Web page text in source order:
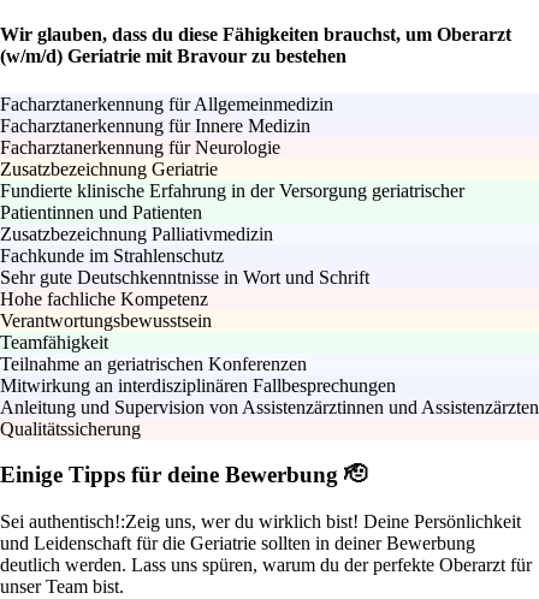
Wir glauben, dass du diese Fähigkeiten brauchst, um Oberarzt
(w/m/d) Geriatrie mit Bravour zu bestehen
Facharztanerkennung für Allgemeinmedizin
Facharztanerkennung für Innere Medizin
Facharztanerkennung für Neurologie
Zusatzbezeichnung Geriatrie
Fundierte klinische Erfahrung in der Versorgung geriatrischer
Patientinnen und Patienten
Zusatzbezeichnung Palliativmedizin
Fachkunde im Strahlenschutz
Sehr gute Deutschkenntnisse in Wort und Schrift
Hohe fachliche Kompetenz
Verantwortungsbewusstsein
Teamfähigkeit
Teilnahme an geriatrischen Konferenzen
Mitwirkung an interdisziplinären Fallbesprechungen
Anleitung und Supervision von Assistenzärztinnen und Assistenzärzten
Qualitätssicherung
Einige Tipps für deine Bewerbung 🫡
Sei authentisch!:Zeig uns, wer du wirklich bist! Deine Persönlichkeit
und Leidenschaft für die Geriatrie sollten in deiner Bewerbung
deutlich werden. Lass uns spüren, warum du der perfekte Oberarzt für
unser Team bist.